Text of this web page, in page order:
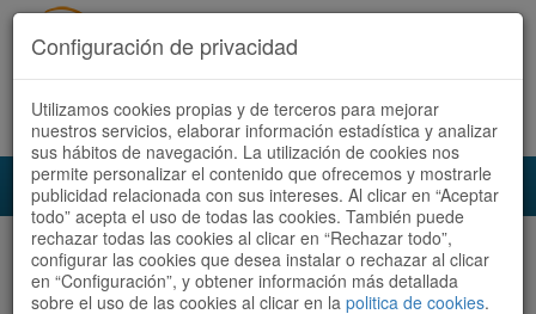
Acceder Registrate ahora Español | Català
Audioruta Todas las rutas
Ordenar por:Más recientes
Configuración de privacidad
Utilizamos cookies propias y de terceros para mejorar
nuestros servicios, elaborar información estadística y analizar
sus hábitos de navegación. La utilización de cookies nos
permite personalizar el contenido que ofrecemos y mostrarle
publicidad relacionada con sus intereses. Al clicar en “Aceptar
todo” acepta el uso de todas las cookies. También puede
rechazar todas las cookies al clicar en “Rechazar todo”,
configurar las cookies que desea instalar o rechazar al clicar
en “Configuración”, y obtener información más detallada
sobre el uso de las cookies al clicar en la politica de cookies.